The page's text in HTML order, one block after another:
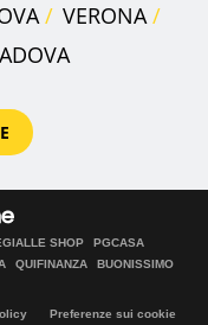
VERONA
SHOP
PGCASA
QUIFINANZA
BUONISSIMO
Preferenze sui cookie